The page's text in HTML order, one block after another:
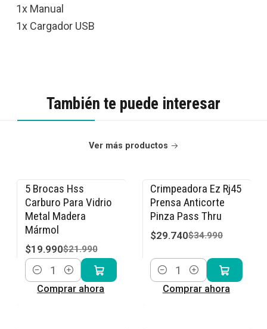
1x Manual
1x Cargador USB
También te puede interesar
Ver más productos
-9% OFF
5 Brocas Hss
Carburo Para Vidrio
Metal Madera
Mármol
$19.990$21.990
Cantidad
Comprar ahora
-15% OFF
Crimpeadora Ez Rj45
Prensa Anticorte
Pinza Pass Thru
$29.740$34.990
Cantidad
Comprar ahora